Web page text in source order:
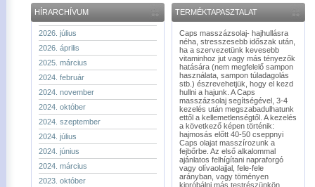
HÍRARCHÍVUM
2026. július
2026. április
2025. március
2024. február
2024. november
2024. október
2024. szeptember
2024. július
2024. június
2024. március
2023. október
TERMÉKTAPASZTALAT
Caps masszázsolaj- hajhullásra
néha, stresszesebb időszak után,
ha a szervezetünk kevesebb
vitaminhoz jut vagy más tényezők
hatására (nem megfelelő sampon
használata, sampon túladagolás
stb.) észrevehetjük, hogy el kezd
hullni a hajunk. A Caps
masszázsolaj segítségével, 3-4
kezelés után megszabadulhatunk
ettől a kellemetlenségtől. A kezelés
a következő képen történik:
hajmosás előtt 40-50 cseppnyi
Caps olajat masszírozunk a
fejbőrbe. Az első alkalommal
ajánlatos felhígítani napraforgó
vagy olívaolajjal, fele-fele
arányban, vagy töményen
kipróbálni más testrészünkön,